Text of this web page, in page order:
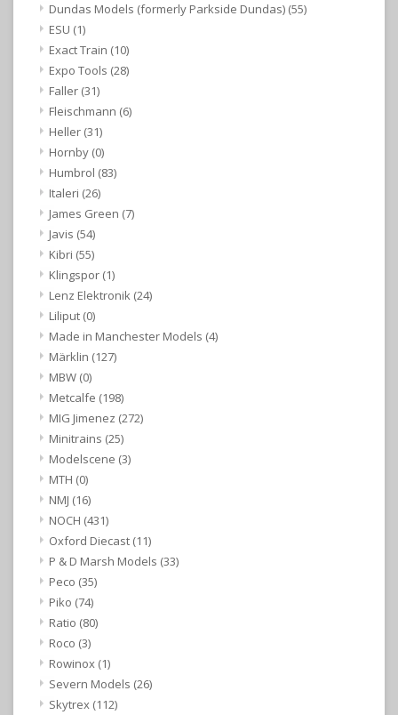
Dundas Models (formerly Parkside Dundas) (55)
ESU (1)
Exact Train (10)
Expo Tools (28)
Faller (31)
Fleischmann (6)
Heller (31)
Hornby (0)
Humbrol (83)
Italeri (26)
James Green (7)
Javis (54)
Kibri (55)
Klingspor (1)
Lenz Elektronik (24)
Liliput (0)
Made in Manchester Models (4)
Märklin (127)
MBW (0)
Metcalfe (198)
MIG Jimenez (272)
Minitrains (25)
Modelscene (3)
MTH (0)
NMJ (16)
NOCH (431)
Oxford Diecast (11)
P & D Marsh Models (33)
Peco (35)
Piko (74)
Ratio (80)
Roco (3)
Rowinox (1)
Severn Models (26)
Skytrex (112)